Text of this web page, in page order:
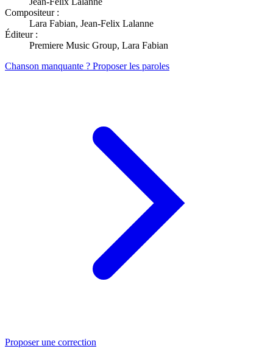
Compositeur :
Lara Fabian, Jean-Felix Lalanne
Éditeur :
Premiere Music Group, Lara Fabian
Chanson manquante ? Proposer les paroles
Proposer une correction